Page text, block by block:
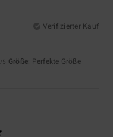
Verifizierter Kauf
/5 Größe: Perfekte Größe